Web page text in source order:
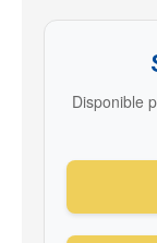
Disponible